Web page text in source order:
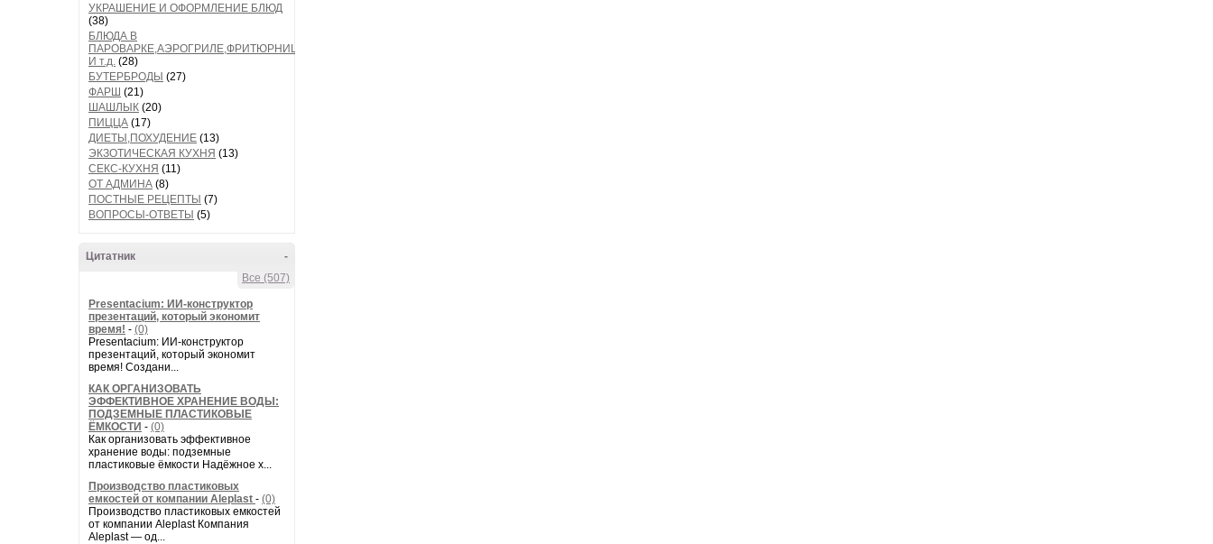
УКРАШЕНИЕ И ОФОРМЛЕНИЕ БЛЮД
(38)
БЛЮДА В
ПАРОВАРКЕ,АЭРОГРИЛЕ,ФРИТЮРНИЦЕ
И т.д. (28)
БУТЕРБРОДЫ (27)
ФАРШ (21)
ШАШЛЫК (20)
ПИЦЦА (17)
ДИЕТЫ,ПОХУДЕНИЕ (13)
ЭКЗОТИЧЕСКАЯ КУХНЯ (13)
СЕКС-КУХНЯ (11)
ОТ АДМИНА (8)
ПОСТНЫЕ РЕЦЕПТЫ (7)
ВОПРОСЫ-ОТВЕТЫ (5)
-
Цитатник
Все (507)
Presentacium: ИИ‑конструктор
презентаций, который экономит
время! - (0)
Presentacium: ИИ‑конструктор
презентаций, который экономит
время! Создани...
КАК ОРГАНИЗОВАТЬ
ЭФФЕКТИВНОЕ ХРАНЕНИЕ ВОДЫ:
ПОДЗЕМНЫЕ ПЛАСТИКОВЫЕ
ЁМКОСТИ - (0)
Как организовать эффективное
хранение воды: подземные
пластиковые ёмкости Надёжное х...
Производство пластиковых
емкостей от компании Aleplast - (0)
Производство пластиковых емкостей
от компании Aleplast Компания
Aleplast — од...